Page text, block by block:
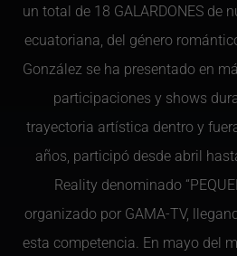
un total de 18 GALARDONES de
ecuatoriana, del género
González se ha presentado en
participaciones y shows
trayectoria artística dentro y
años, participó desde abril
Reality denominado
organizado por GAMA-TV,
esta competencia. En mayo del